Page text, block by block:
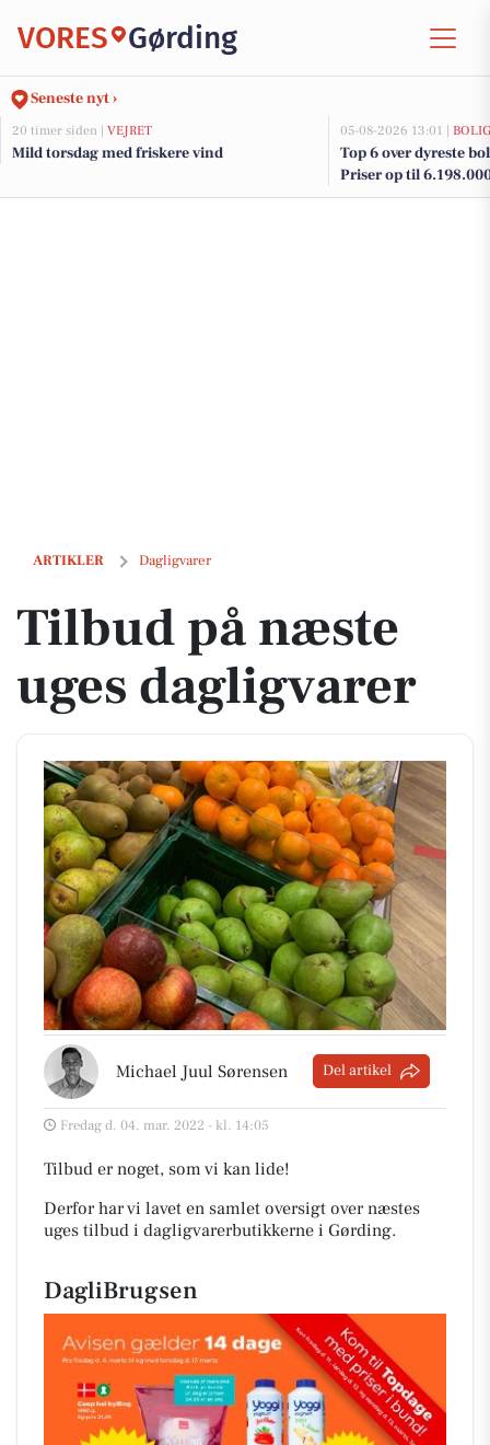
VORES Gørding
Seneste nyt ›
20 timer siden | VEJRET
Mild torsdag med friskere vind
05-08-2026 13:01 |
Top 6 over dyreste
Priser op til
ARTIKLER Dagligvarer
Tilbud på næste uges dagligvarer
Tilbud på næste
uges dagligvarer
Michael Juul Sørensen Del artikel
Fredag d. 04. mar. 2022 - kl. 14:05
Tilbud er noget, som vi kan lide!
Derfor har vi lavet en samlet oversigt over næstes
uges tilbud i dagligvarerbutikkerne i Gørding.
DagliBrugsen